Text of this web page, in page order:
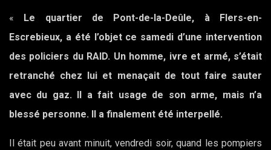
«
Le quartier de Pont-de-la-Deûle, à Flers-en-
Escrebieux, a été l’objet ce samedi d’une intervention
des policiers du RAID. Un homme, ivre et armé, s’était
retranché chez lui et menaçait de tout faire sauter
avec du gaz. Il a fait usage de son arme, mais n’a
blessé personne. Il a finalement été interpellé.
Il était peu avant minuit, vendredi soir, quand les pompiers